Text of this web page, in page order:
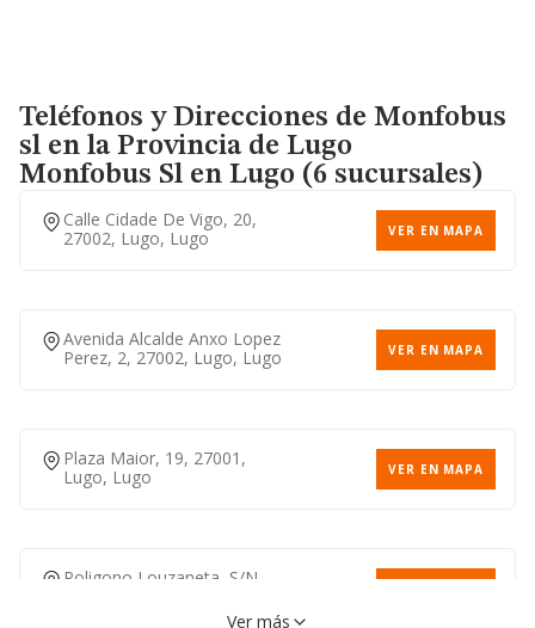
Teléfonos y Direcciones de Monfobus
sl en la Provincia de Lugo
Monfobus Sl en Lugo (6 sucursales)
Calle Cidade De Vigo, 20,
27002, Lugo, Lugo
VER EN MAPA
Avenida Alcalde Anxo Lopez
Perez, 2, 27002, Lugo, Lugo
VER EN MAPA
Plaza Maior, 19, 27001,
Lugo, Lugo
VER EN MAPA
Poligono Louzaneta, S/n,
Ver más